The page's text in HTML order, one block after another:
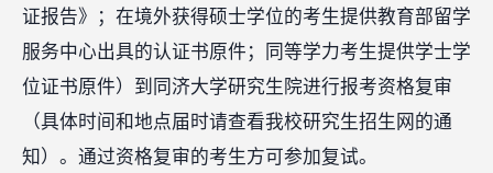
证报告》；在境外获得硕士学位的考生提供教育部留学
服务中心出具的认证书原件；同等学力考生提供学士学
位证书原件）到同济大学研究生院进行报考资格复审
（具体时间和地点届时请查看我校研究生招生网的通
知）。通过资格复审的考生方可参加复试。